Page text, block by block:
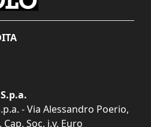
- Via Alessandro Poerio,
Cap. Soc. i.v. Euro